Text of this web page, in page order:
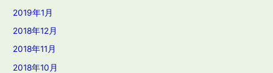
2019年1月
2018年12月
2018年11月
2018年10月